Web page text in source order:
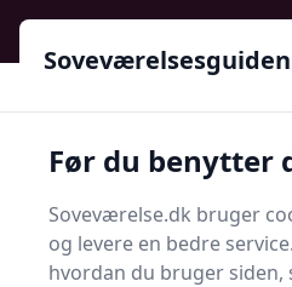
Søg nu
Søg nu
Soveværelsesguiden
Før du benytter
Soveværelse.dk bruger
og levere en bedre
hvordan du bruger